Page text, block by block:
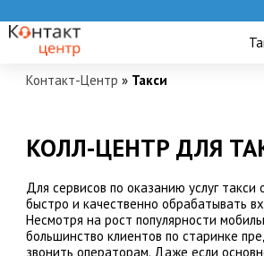
Контакт-Центр » Такси
КОЛЛ-ЦЕНТР ДЛЯ
Для сервисов по оказанию услуг такси
быстро и качественно обрабатывать
Несмотря на рост популярности
большинство клиентов по старинке
звонить операторам. Даже если